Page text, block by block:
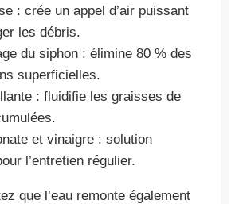
: crée un appel d’air puissant
les débris.
du siphon : élimine 80 % des
superficielles.
: fluidifie les graisses de
et vinaigre : solution
l’entretien régulier.
que l’eau remonte également